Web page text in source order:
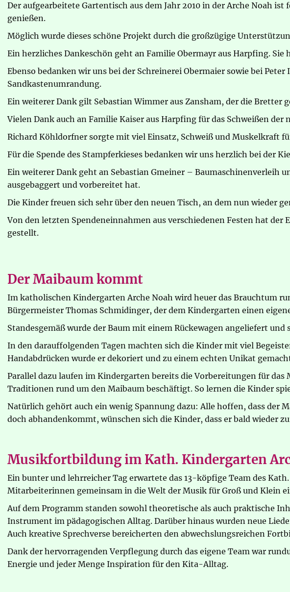
Der aufgearbeitete Gartentisch aus dem Jahr 2010 in der Arche Noah
genießen.
Möglich wurde dieses schöne Projekt durch die großzügige
Ein herzliches Dankeschön geht an Familie Obermayr aus Harpfing.
Ebenso bedanken wir uns bei der Schreinerei Obermaier sowie bei
Sandkastenumrandung.
Ein weiterer Dank gilt Sebastian Wimmer aus Zansham, der die
Vielen Dank auch an Familie Kaiser aus Harpfing für das Schweißen der
Richard Köhldorfner sorgte mit viel Einsatz, Schweiß und Muskelkraft
Für die Spende des Stampferkieses bedanken wir uns herzlich bei der
Ein weiterer Dank geht an Sebastian Gmeiner – Baumaschinenverleih
ausgebaggert und vorbereitet hat.
Die Kinder freuen sich sehr über den neuen Tisch, an dem nun wieder
Von den letzten Spendeneinnahmen aus verschiedenen Festen hat
gestellt.
Der Maibaum kommt
Im katholischen Kindergarten Arche Noah wird heuer das Brauchtum
Bürgermeister Thomas Schmidinger, der dem Kindergarten einen
Standesgemäß wurde der Baum mit einem Rückewagen angeliefert
In den darauffolgenden Tagen machten sich die Kinder mit viel
Handabdrücken wurde er dekoriert und zu einem echten Unikat
Parallel dazu laufen im Kindergarten bereits die Vorbereitungen für
Traditionen rund um den Maibaum beschäftigt. So lernen die Kinder
Natürlich gehört auch ein wenig Spannung dazu: Alle hoffen, dass der
doch abhandenkommt, wünschen sich die Kinder, dass er bald wieder
Musikfortbildung im Kath. Kindergarten
Ein bunter und lehrreicher Tag erwartete das 13-köpfige Team des
Mitarbeiterinnen gemeinsam in die Welt der Musik für Groß und Klein
Auf dem Programm standen sowohl theoretische als auch praktische
Instrument im pädagogischen Alltag. Darüber hinaus wurden neue
Auch kreative Sprechverse bereicherten den abwechslungsreichen
Dank der hervorragenden Verpflegung durch das eigene Team war
Energie und jeder Menge Inspiration für den Kita-Alltag.